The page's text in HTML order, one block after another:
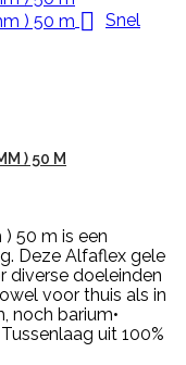

Snel
) 50 M
50 m is een
Deze Alfaflex gele
diverse doeleinden
voor thuis als in
noch barium•
uit 100%